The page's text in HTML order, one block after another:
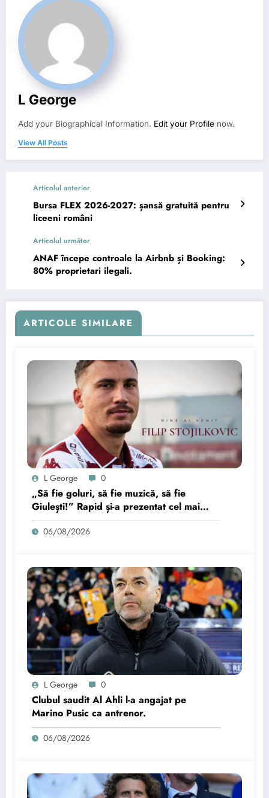
L George
Add your Biographical Information. Edit your Profile now.
View All Posts
Articolul anterior
Bursa FLEX 2026-2027: șansă gratuită pentru
liceeni români
Articolul următor
ANAF începe controale la Airbnb și Booking:
80% proprietari ilegali.
ARTICOLE SIMILARE
L George 0
„Să fie goluri, să fie muzică, să fie
Giulești!” Rapid și-a prezentat cel mai
recent transfer.
06/08/2026
L George 0
Clubul saudit Al Ahli l-a angajat pe
Marino Pusic ca antrenor.
06/08/2026